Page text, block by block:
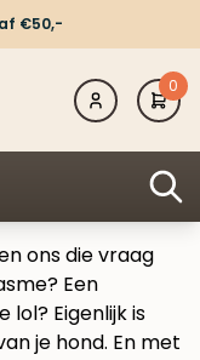
€50,-
0
ons die vraag
Een
lol? Eigenlijk is
je hond. En met